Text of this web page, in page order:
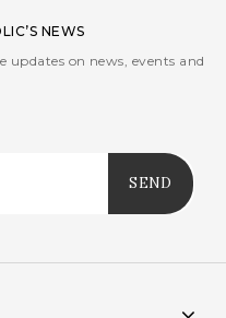
NEWS
updates on news, events and